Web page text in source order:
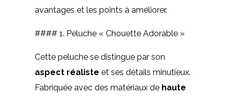
avantages et les points à améliorer.
#### 1. Peluche « Chouette Adorable »
Cette peluche se distingue par son
aspect réaliste et ses détails minutieux.
Fabriquée avec des matériaux de haute